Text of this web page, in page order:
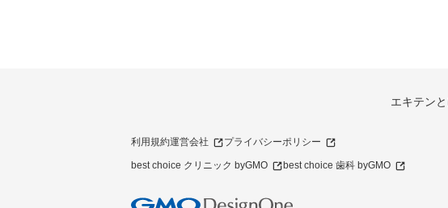
エキテン
利用規約運営会社 プライバシーポリシー
best choice クリニック byGMO best choice 歯科 byGMO